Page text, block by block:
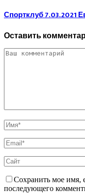
Спортклуб 7.03.2021
Оставить
Сохранить мое имя,
последующего